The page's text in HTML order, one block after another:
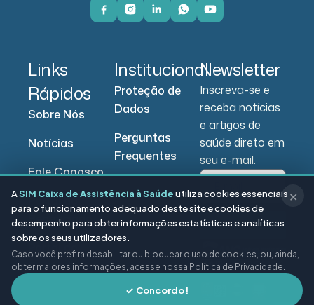
Links
Rápidos
Sobre Nós
Notícias
Fale Conosco
Portal do
Beneficiário
Portal do
Prestador
Institucional
Proteção de
Dados
Perguntas
Frequentes
Newsletter
Inscreva-se e
receba notícias
e artigos de
saúde direto em
seu e-mail.
Enviar
ASIM Caixa de Assistência à Saúdeutiliza cookies essenciais
para o funcionamento adequado deste site e cookies de
desempenho para obter informações estatísticas e analíticas
sobre os seus utilizadores.
Caso você prefira desabilitar ou bloquear o uso de cookies, ou, ainda,
obter maiores informações, acesse nossa Política de Privacidade.
✓ Concordo!
✕